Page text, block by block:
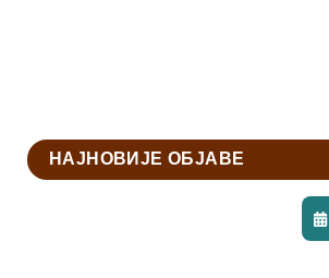
НАЈНОВИЈЕ ОБЈАВЕ